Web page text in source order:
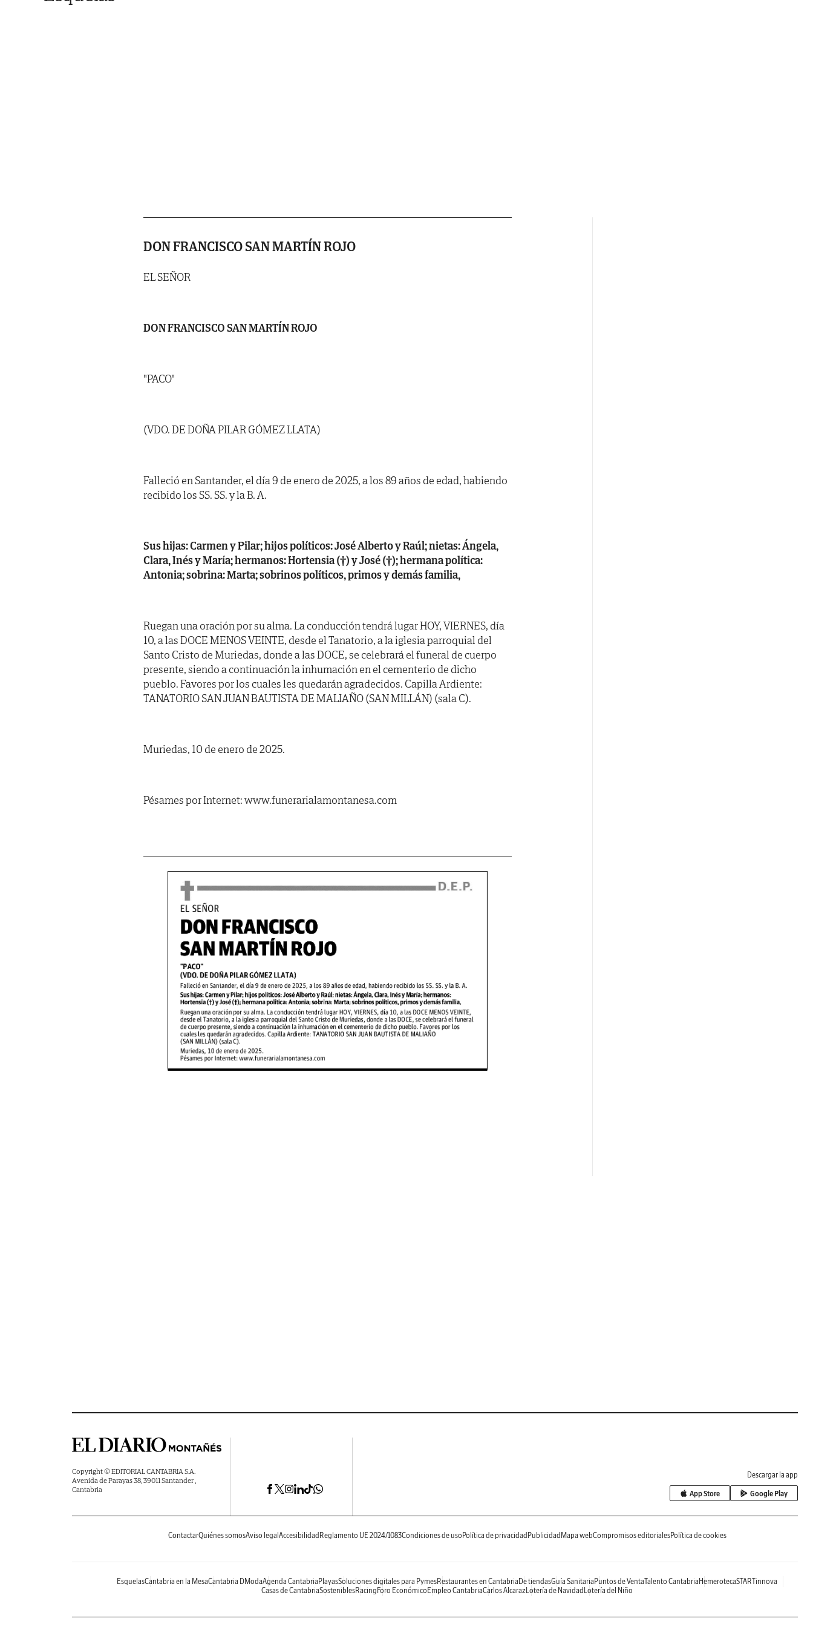
DON FRANCISCO SAN MARTÍN ROJO
EL SEÑOR
DON FRANCISCO SAN MARTÍN ROJO
"PACO"
(VDO. DE DOÑA PILAR GÓMEZ LLATA)
Falleció en Santander, el día 9 de enero de 2025, a los 89 años de edad, habiendo
recibido los SS. SS. y la B. A.
Sus hijas: Carmen y Pilar; hijos políticos: José Alberto y Raúl; nietas: Ángela,
Clara, Inés y María; hermanos: Hortensia (†) y José (†); hermana política:
Antonia; sobrina: Marta; sobrinos políticos, primos y demás familia,
Ruegan una oración por su alma. La conducción tendrá lugar HOY, VIERNES, día
10, a las DOCE MENOS VEINTE, desde el Tanatorio, a la iglesia parroquial del
Santo Cristo de Muriedas, donde a las DOCE, se celebrará el funeral de cuerpo
presente, siendo a continuación la inhumación en el cementerio de dicho
pueblo. Favores por los cuales les quedarán agradecidos. Capilla Ardiente:
TANATORIO SAN JUAN BAUTISTA DE MALIAÑO (SAN MILLÁN) (sala C).
Muriedas, 10 de enero de 2025.
Pésames por Internet: www.funerarialamontanesa.com
Copyright © EDITORIAL CANTABRIA S.A.
Avenida de Parayas 38, 39011 Santander ,
Cantabria
Descargar la app
App Store Google Play
ContactarQuiénes somosAviso legal Accesibilidad Reglamento UE 2024/1083Condiciones de uso Política de privacidad Publicidad Mapa webCompromisos editorialesPolítica de cookies
EsquelasCantabria en la MesaCantabria DModaAgenda Cantabria PlayasSoluciones digitales para PymesRestaurantes en Cantabria De tiendasGuía Sanitaria Puntos de VentaTalento Cantabria HemerotecaSTARTinnova
Casas de CantabriaSosteniblesRacing Foro Económico Empleo CantabriaCarlos AlcarazLotería de Navidad Lotería del Niño